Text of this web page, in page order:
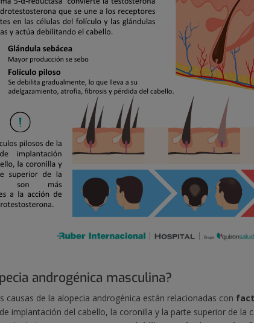
androgénica masculina?
de la alopecia androgénica están relacionadas con
implantación del cabello, la coronilla y la parte superior de la